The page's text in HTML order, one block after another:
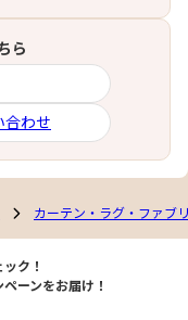
ら
合わせ
カーテン・ラグ・ファブ
ク！
ーンをお届け！